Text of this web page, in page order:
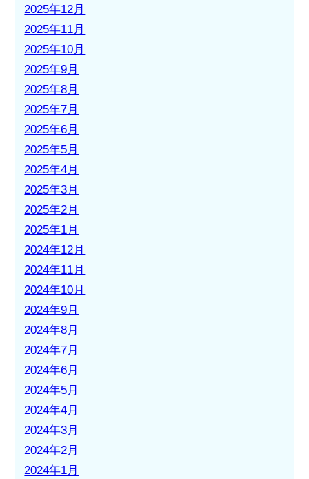
2025年12月
2025年11月
2025年10月
2025年9月
2025年8月
2025年7月
2025年6月
2025年5月
2025年4月
2025年3月
2025年2月
2025年1月
2024年12月
2024年11月
2024年10月
2024年9月
2024年8月
2024年7月
2024年6月
2024年5月
2024年4月
2024年3月
2024年2月
2024年1月